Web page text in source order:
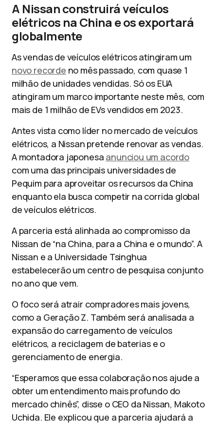
A Nissan construirá veículos
elétricos na China e os exportará
globalmente
As vendas de veículos elétricos atingiram um
novo recorde no mês passado, com quase 1
milhão de unidades vendidas. Só os EUA
atingiram um marco importante neste mês, com
mais de 1 milhão de EVs vendidos em 2023.
Antes vista como líder no mercado de veículos
elétricos, a Nissan pretende renovar as vendas.
A montadora japonesa anunciou um acordo
com uma das principais universidades de
Pequim para aproveitar os recursos da China
enquanto ela busca competir na corrida global
de veículos elétricos.
A parceria está alinhada ao compromisso da
Nissan de “na China, para a China e o mundo”. A
Nissan e a Universidade Tsinghua
estabelecerão um centro de pesquisa conjunto
no ano que vem.
O foco será atrair compradores mais jovens,
como a Geração Z. Também será analisada a
expansão do carregamento de veículos
elétricos, a reciclagem de baterias e o
gerenciamento de energia.
“Esperamos que essa colaboração nos ajude a
obter um entendimento mais profundo do
mercado chinês”, disse o CEO da Nissan, Makoto
Uchida. Ele explicou que a parceria ajudará a